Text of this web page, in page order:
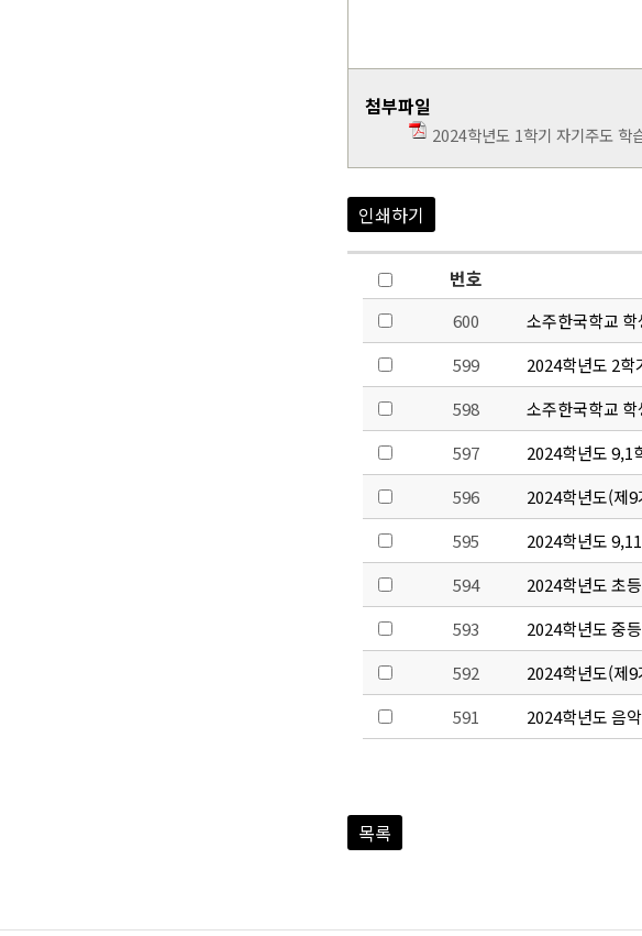
첨부파일
2024학년도 1학기 자기주도 학
인쇄하기
번호
600 소주한국학교
599
2024학년도 2학
598
소주한국학교
597
2024학년도 9,1
596
2024학년도(제
595
2024학년도
594
2024학년도 초
593
2024학년도 중
592
2024학년도(제
591
2024학년도 음
목록